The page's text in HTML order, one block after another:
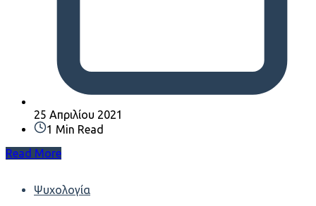
25 Απριλίου 2021
1 Min Read
Read More
Ψυχολογία